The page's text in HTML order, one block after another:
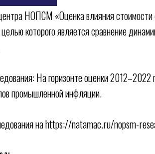
НОПСМ «Оценка влияния
целью которого является сравнение
На горизонте оценки 2012–2022
промышленной инфляции.
на https://natamac.ru/nopsm-